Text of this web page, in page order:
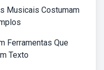
Musicais Costumam
Ferramentas Que
Texto